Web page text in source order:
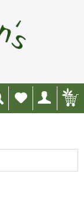
Wunschliste